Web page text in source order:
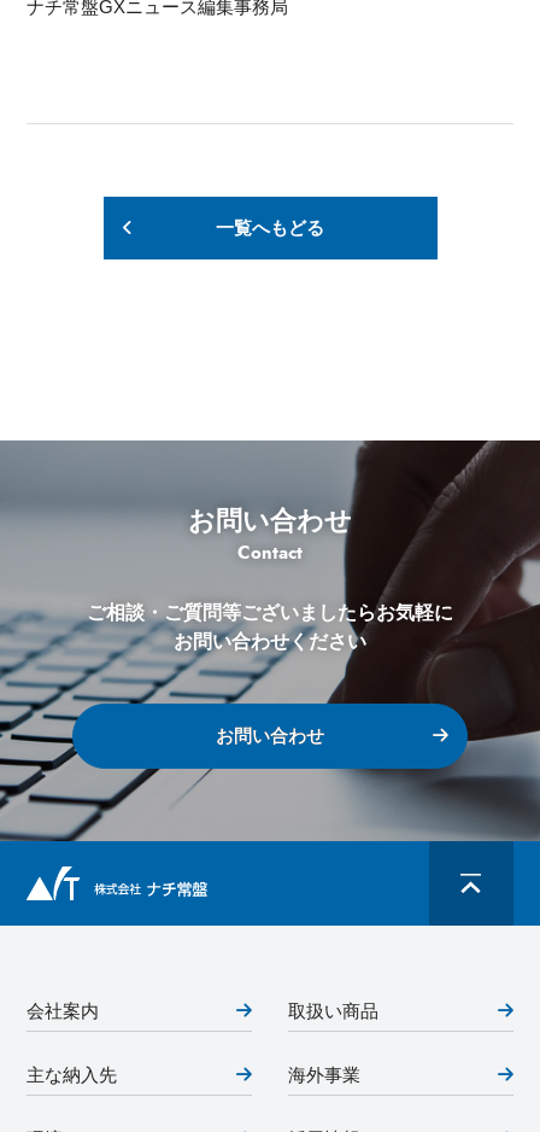
ナチ常盤GXニュース編集事務局
一覧へもどる
お問い合わせ
Contact
ご相談・ご質問等ございましたらお気軽に
お問い合わせください
お問い合わせ
会社案内 取扱い商品
主な納入先 海外事業